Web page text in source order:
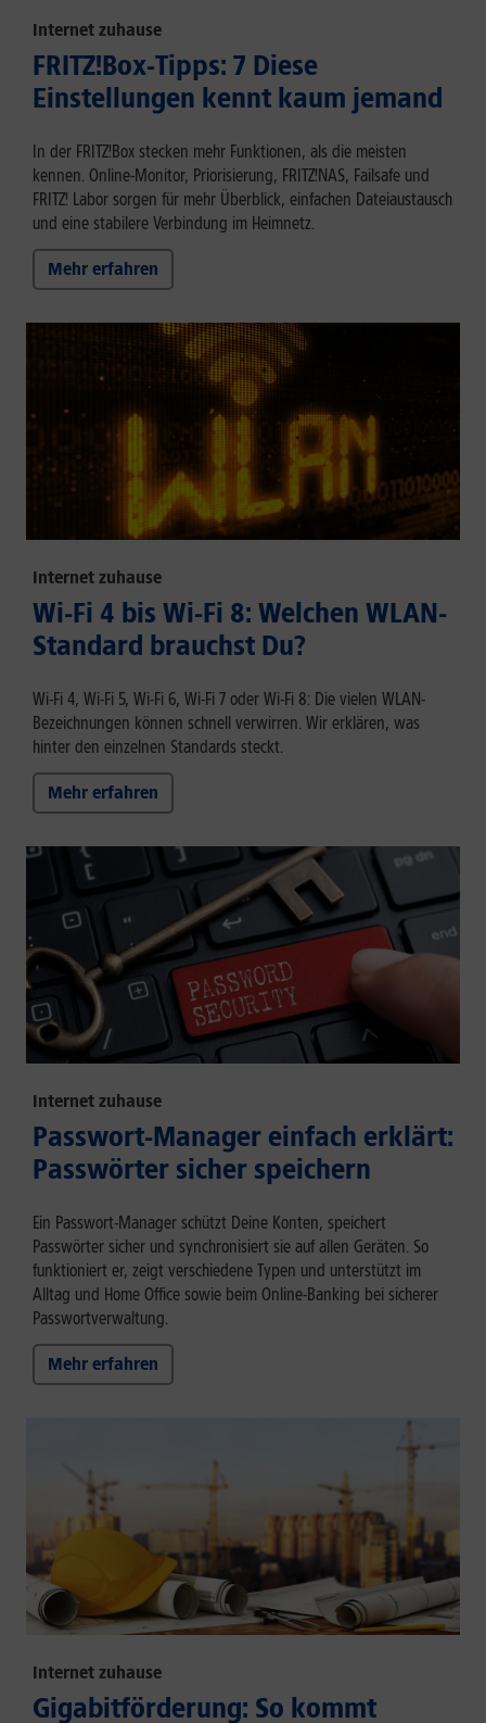
Internet zuhause
FRITZ!Box-Tipps: 7 Diese
Einstellungen kennt kaum jemand
In der FRITZ!Box stecken mehr Funktionen, als die meisten
kennen. Online-Monitor, Priorisierung, FRITZ!NAS, Failsafe und
FRITZ! Labor sorgen für mehr Überblick, einfachen Dateiaustausch
und eine stabilere Verbindung im Heimnetz.
Mehr erfahren
Internet zuhause
Wi-Fi 4 bis Wi-Fi 8: Welchen WLAN-
Standard brauchst Du?
Wi-Fi 4, Wi-Fi 5, Wi-Fi 6, Wi-Fi 7 oder Wi-Fi 8: Die vielen WLAN-
Bezeichnungen können schnell verwirren. Wir erklären, was
hinter den einzelnen Standards steckt.
Mehr erfahren
Internet zuhause
Passwort-Manager einfach erklärt:
Passwörter sicher speichern
Ein Passwort-Manager schützt Deine Konten, speichert
Passwörter sicher und synchronisiert sie auf allen Geräten. So
funktioniert er, zeigt verschiedene Typen und unterstützt im
Alltag und Home Office sowie beim Online-Banking bei sicherer
Passwortverwaltung.
Mehr erfahren
Internet zuhause
Gigabitförderung: So kommt